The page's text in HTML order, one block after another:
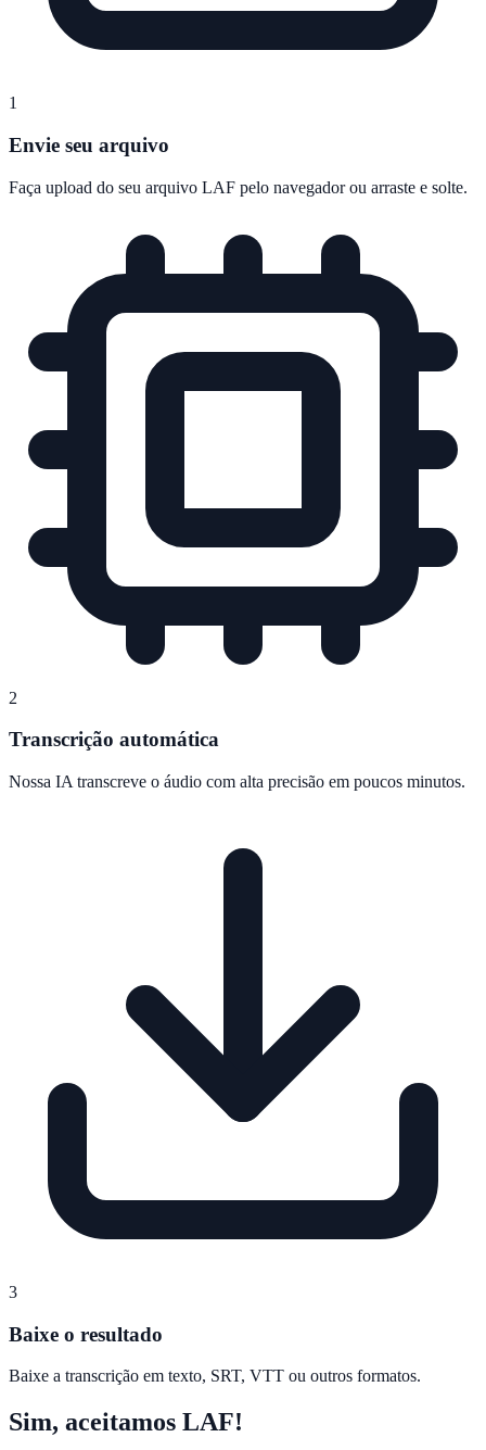
1
Envie seu arquivo
Faça upload do seu arquivo LAF pelo navegador ou arraste e solte.
2
Transcrição automática
Nossa IA transcreve o áudio com alta precisão em poucos minutos.
3
Baixe o resultado
Baixe a transcrição em texto, SRT, VTT ou outros formatos.
Sim, aceitamos LAF!